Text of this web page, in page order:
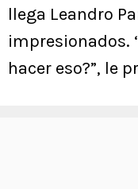
llega Leandro
impresionados.
hacer eso?”, le